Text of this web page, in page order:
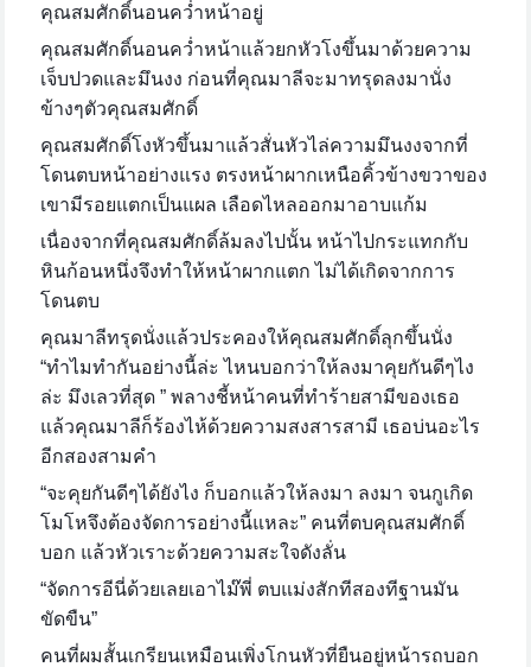
คุณสมศักดิ์นอนคว่ำหน้าอยู่
คุณสมศักดิ์นอนคว่ำหน้าแล้วยกหัวโงขึ้นมาด้วยความ
เจ็บปวดและมึนงง ก่อนที่คุณมาลีจะมาทรุดลงมานั่ง
ข้างๆตัวคุณสมศักดิ์
คุณสมศักดิ์โงหัวขึ้นมาแล้วสั่นหัวไล่ความมึนงงจากที่
โดนตบหน้าอย่างแรง ตรงหน้าผากเหนือคิ้วข้างขวาของ
เขามีรอยแตกเป็นแผล เลือดไหลออกมาอาบแก้ม
เนื่องจากที่คุณสมศักดิ์ล้มลงไปนั้น หน้าไปกระแทกกับ
หินก้อนหนึ่งจึงทำให้หน้าผากแตก ไม่ได้เกิดจากการ
โดนตบ
คุณมาลีทรุดนั่งแล้วประคองให้คุณสมศักดิ์ลุกขึ้นนั่ง
“ทำไมทำกันอย่างนี้ล่ะ ไหนบอกว่าให้ลงมาคุยกันดีๆไง
ล่ะ มึงเลวที่สุด ” พลางชี้หน้าคนที่ทำร้ายสามีของเธอ
แล้วคุณมาลีก็ร้องไห้ด้วยความสงสารสามี เธอบ่นอะไร
อีกสองสามคำ
“จะคุยกันดีๆได้ยังไง ก็บอกแล้วให้ลงมา ลงมา จนกูเกิด
โมโหจึงต้องจัดการอย่างนี้แหละ” คนที่ตบคุณสมศักดิ์
บอก แล้วหัวเราะด้วยความสะใจดังลั่น
“จัดการอีนี่ด้วยเลยเอาไม๊พี่ ตบแม่งสักทีสองทีฐานมัน
ขัดขืน”
คนที่ผมสั้นเกรียนเหมือนเพิ่งโกนหัวที่ยืนอยู่หน้ารถบอก